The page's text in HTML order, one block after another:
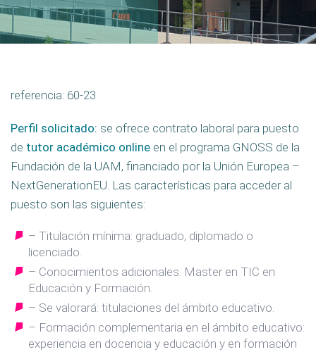
referencia: 60-23
Perfil solicitado: se ofrece contrato laboral para puesto
de tutor académico online en el programa GNOSS de la
Fundación de la UAM, financiado por la Unión Europea –
NextGenerationEU. Las características para acceder al
puesto son las siguientes:
– Titulación mínima: graduado, diplomado o
licenciado.
– Conocimientos adicionales: Master en TIC en
Educación y Formación.
– Se valorará: titulaciones del ámbito educativo.
– Formación complementaria en el ámbito educativo:
experiencia en docencia y educación y en formación